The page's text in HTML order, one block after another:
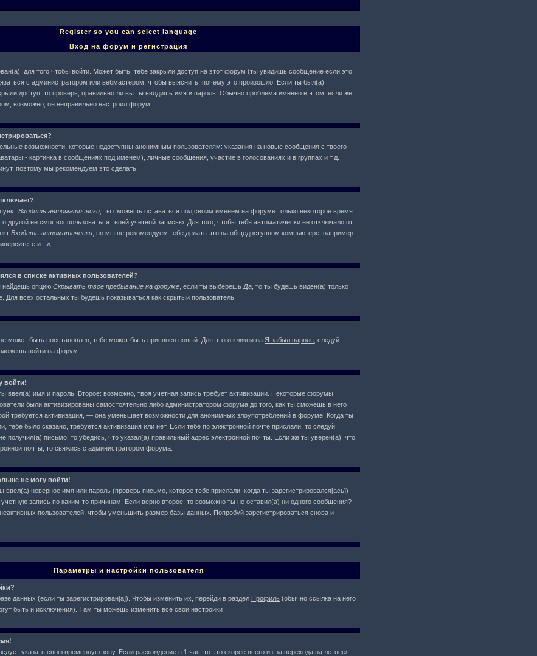
Register so you can select language
Вход на форум и регистрация
для того чтобы войти. Может быть, тебе закрыли доступ на этот форум (ты увидишь сообщение если это
с администратором или вебмастером, чтобы выяснить, почему это произошло. Если ты был(а)
доступ, то проверь, правильно ли вы ты вводишь имя и пароль. Обычно проблема именно в этом, если же
возможно, он неправильно настроил форум.
возможности, которые недоступны анонимным пользователям: указания на новые сообщения с твоего
- картинка в сообщениях под именем), личные сообщения, участие в голосованиях и в группах и т.д.
поэтому мы рекомендуем это сделать.
Входить автоматически , ты сможешь оставаться под своим именем на форуме только некоторое время.
другой не смог воспользоваться твоей учетной записью. Для того, чтобы тебя автоматически не отключало от
Входить автоматически , но мы не рекомендуем тебе делать это на общедоступном компьютере, например
и т.д.
в списке активных пользователей?
найдешь опцию Скрывать твое пребывание на форуме , если ты выберешь Да , то ты будешь виден(а) только
Для всех остальных ты будешь показываться как скрытый пользователь.
может быть восстановлен, тебе может быть присвоен новый. Для этого кликни на Я забыл пароль , следуй
войти на форум
войти!
ввел(а) имя и пароль. Второе: возможно, твоя учетная запись требует активизации. Некоторые форумы
были активизированы самостоятельно либо администратором форума до того, как ты сможешь в него
требуется активизация, — она уменьшает возможности для анонимных злоупотреблений в форуме. Когда ты
тебе было сказано, требуется активизация или нет. Если тебе по электронной почте прислали, то следуй
получил(а) письмо, то убедись, что указал(а) правильный адрес электронной почты. Если же ты уверен(а), что
почты, то свяжись с администратором форума.
не могу войти!
неверное имя или пароль (проверь письмо, которое тебе прислали, когда ты зарегистрировался[ась])
запись по каким-то причинам. Если верно второе, то возможно ты не оставил(а) ни одного сообщения?
пользователей, чтобы уменьшить размер базы данных. Попробуй зарегистрироваться снова и
Параметры и настройки пользователя
данных (если ты зарегистрирован[а]). Чтобы изменить их, перейди в раздел Профиль (обычно ссылка на него
быть и исключения). Там ты можешь изменить все свои настройки
указать свою временную зону. Если расхождение в 1 час, то это скорее всего из-за перехода на летнее/